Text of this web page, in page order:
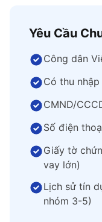
Yêu Cầu
Công dân
Có thu
CMND/
Số điện
Giấy tờ
vay lớn)
Lịch sử tín
nhóm 3-5)